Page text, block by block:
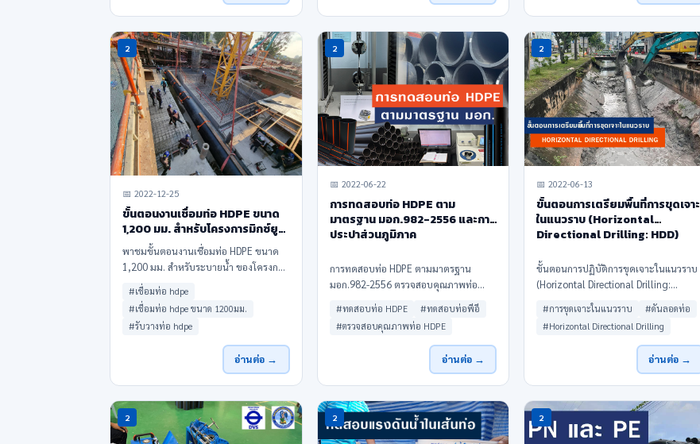
2
📅 2022-12-25
ขั้นตอนงานเชื่อมท่อ HDPE ขนาด
1,200 มม. สำหรับโครงการมิกซ์ยูส
(Mixed-use)
พาชมขั้นตอนงานเชื่อมท่อ HDPE ขนาด
1,200 มม. สำหรับระบายน้ำ ของโครงการ
มิกซ์ยูส (Mixed-use) แบบ full option
รายการคำนวณและตรวจสอบค่าสอบเทียบ
หลังจากเชื่อมท่อ HDPE แล้วเสร็จ
#เชื่อมท่อ hdpe
#เชื่อมท่อ hdpe ขนาด 1200มม.
#รับวางท่อ hdpe
อ่านต่อ →
2
📅 2022-06-22
การทดสอบท่อ HDPE ตาม
มาตรฐาน มอก.982-2556 และการ
ประปาส่วนภูมิภาค
การทดสอบท่อ HDPE ตามมาตรฐาน
มอก.982-2556 ตรวจสอบคุณภาพท่อ
HDPE การตัดตัวอย่างท่อ hdpe ไปทดสอบ
ทั้งในสนามและในแลปปฏิบัติการ เพื่อ
ตรวจสอบคุณภาพกระบรวนการผลิต
สำหรับการผลิตท่อพอลิเอทิลีน
#ทดสอบท่อ HDPE
#ทดสอบท่อพีอี
#ตรวจสอบคุณภาพท่อ HDPE
อ่านต่อ →
2
📅 2022-06-13
ขั้นตอนการเตรียมพื้นที่การขุดเจาะ
ในแนวราบ (Horizontal
Directional Drilling: HDD)
ขั้นตอนการปฏิบัติการขุดเจาะในแนวราบ
(Horizontal Directional Drilling:
HDD)การปรับตั้งค่าของเครื่องตรวจจับ
สัญญาณเจา้หนา้ที่ผู้ควบคุมการขุดเจาะ
(Supervisor) จะนำเฉพาะ หัวเจาะที่บรรจุ
#การขุดเจาะในแนวราบ
#ดันลอดท่อ
#Horizontal Directional Drilling
อ่านต่อ →
2 2 2